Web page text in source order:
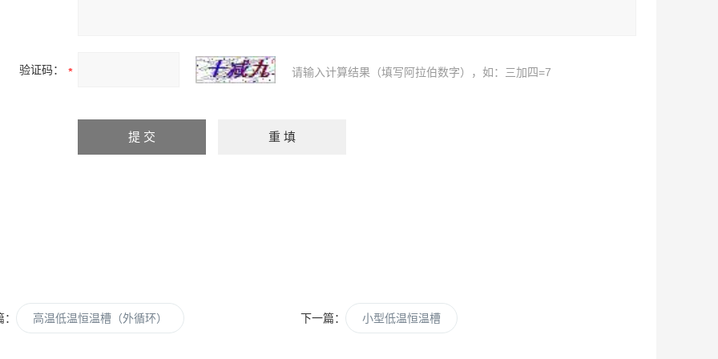
验证码： 请输入计算结果（填写阿拉伯数字），如：三加四=7
高温低温恒温槽（外循环） 下一篇： 小型低温恒温槽